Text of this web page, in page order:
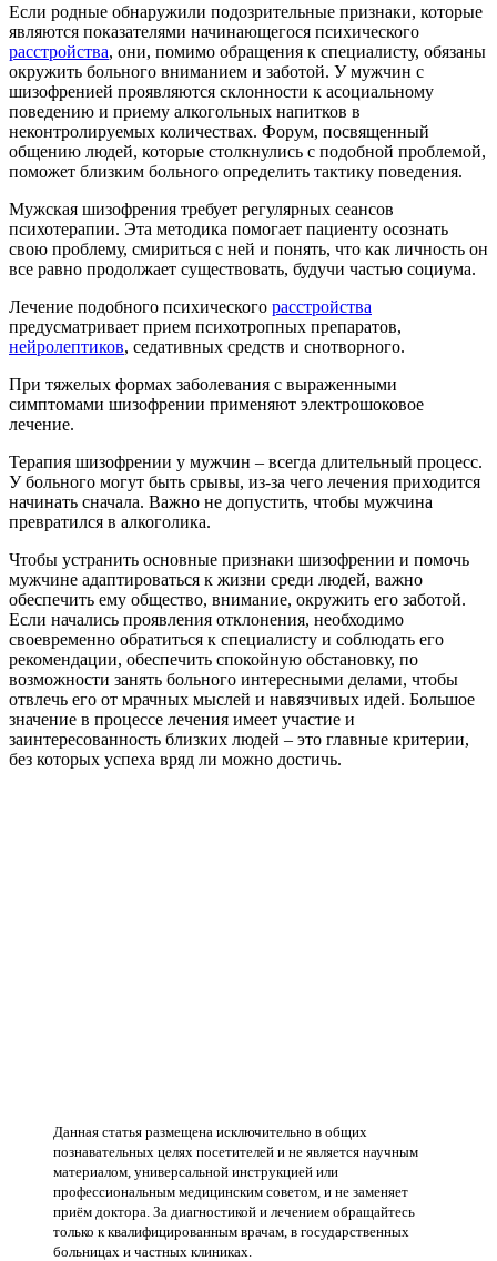
Если родные обнаружили подозрительные признаки, которые
являются показателями начинающегося психического
расстройства, они, помимо обращения к специалисту, обязаны
окружить больного вниманием и заботой. У мужчин с
шизофренией проявляются склонности к асоциальному
поведению и приему алкогольных напитков в
неконтролируемых количествах. Форум, посвященный
общению людей, которые столкнулись с подобной проблемой,
поможет близким больного определить тактику поведения.
Мужская шизофрения требует регулярных сеансов
психотерапии. Эта методика помогает пациенту осознать
свою проблему, смириться с ней и понять, что как личность он
все равно продолжает существовать, будучи частью социума.
Лечение подобного психического расстройства
предусматривает прием психотропных препаратов,
нейролептиков, седативных средств и снотворного.
При тяжелых формах заболевания с выраженными
симптомами шизофрении применяют электрошоковое
лечение.
Терапия шизофрении у мужчин – всегда длительный процесс.
У больного могут быть срывы, из-за чего лечения приходится
начинать сначала. Важно не допустить, чтобы мужчина
превратился в алкоголика.
Чтобы устранить основные признаки шизофрении и помочь
мужчине адаптироваться к жизни среди людей, важно
обеспечить ему общество, внимание, окружить его заботой.
Если начались проявления отклонения, необходимо
своевременно обратиться к специалисту и соблюдать его
рекомендации, обеспечить спокойную обстановку, по
возможности занять больного интересными делами, чтобы
отвлечь его от мрачных мыслей и навязчивых идей. Большое
значение в процессе лечения имеет участие и
заинтересованность близких людей – это главные критерии,
без которых успеха вряд ли можно достичь.
Данная статья размещена исключительно в общих
познавательных целях посетителей и не является научным
материалом, универсальной инструкцией или
профессиональным медицинским советом, и не заменяет
приём доктора. За диагностикой и лечением обращайтесь
только к квалифицированным врачам, в государственных
больницах и частных клиниках.